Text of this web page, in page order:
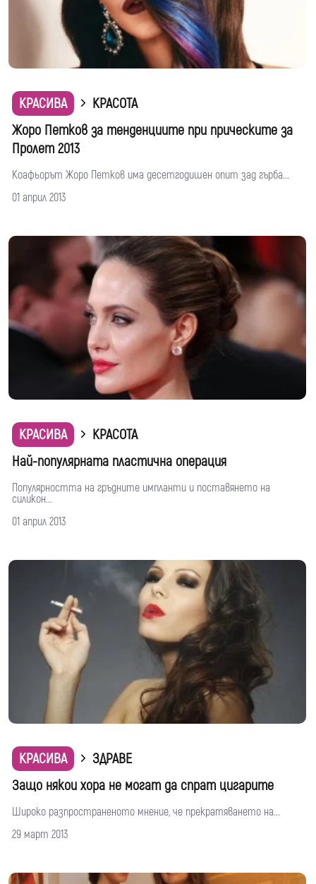
КРАСИВА
КРАСОТА
Жоро Петков за тенденциите при прическите за
Пролет 2013
Коафьорът Жоро Петков има десетгодишен опит зад гърба...
01 април 2013
КРАСИВА
КРАСОТА
Най-популярната пластична операция
Популярността на гръдните импланти и поставянето на
силикон...
01 април 2013
КРАСИВА
ЗДРАВЕ
Защо някои хора не могат да спрат цигарите
Широко разпространеното мнение, че прекратяването на...
29 март 2013